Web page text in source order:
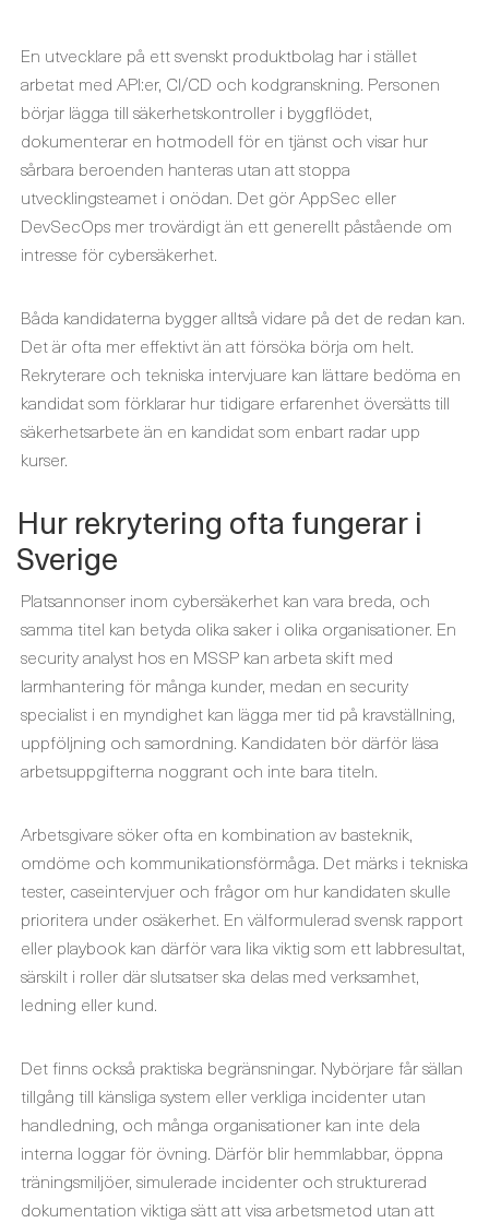
En utvecklare på ett svenskt produktbolag har i stället
arbetat med API:er, CI/CD och kodgranskning. Personen
börjar lägga till säkerhetskontroller i byggflödet,
dokumenterar en hotmodell för en tjänst och visar hur
sårbara beroenden hanteras utan att stoppa
utvecklingsteamet i onödan. Det gör AppSec eller
DevSecOps mer trovärdigt än ett generellt påstående om
intresse för cybersäkerhet.
Båda kandidaterna bygger alltså vidare på det de redan kan.
Det är ofta mer effektivt än att försöka börja om helt.
Rekryterare och tekniska intervjuare kan lättare bedöma en
kandidat som förklarar hur tidigare erfarenhet översätts till
säkerhetsarbete än en kandidat som enbart radar upp
kurser.
Hur rekrytering ofta fungerar i
Sverige
Platsannonser inom cybersäkerhet kan vara breda, och
samma titel kan betyda olika saker i olika organisationer. En
security analyst hos en MSSP kan arbeta skift med
larmhantering för många kunder, medan en security
specialist i en myndighet kan lägga mer tid på kravställning,
uppföljning och samordning. Kandidaten bör därför läsa
arbetsuppgifterna noggrant och inte bara titeln.
Arbetsgivare söker ofta en kombination av basteknik,
omdöme och kommunikationsförmåga. Det märks i tekniska
tester, caseintervjuer och frågor om hur kandidaten skulle
prioritera under osäkerhet. En välformulerad svensk rapport
eller playbook kan därför vara lika viktig som ett labbresultat,
särskilt i roller där slutsatser ska delas med verksamhet,
ledning eller kund.
Det finns också praktiska begränsningar. Nybörjare får sällan
tillgång till känsliga system eller verkliga incidenter utan
handledning, och många organisationer kan inte dela
interna loggar för övning. Därför blir hemmlabbar, öppna
träningsmiljöer, simulerade incidenter och strukturerad
dokumentation viktiga sätt att visa arbetsmetod utan att